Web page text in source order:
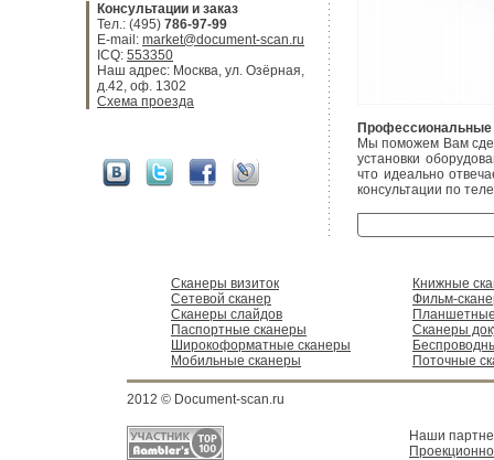
Консультации и заказ
Тел.: (495) 786-97-99
E-mail: market@document-scan.ru
ICQ: 553350
Наш адрес: Москва, ул. Озёрная,
д.42, оф. 1302
Схема проезда
Профессиональные
Мы поможем Вам
установки
что идеально
консультации по
Сканеры визиток
Сетевой сканер
Сканеры слайдов
Паспортные сканеры
Широкоформатные сканеры
Мобильные сканеры
Книжные
Фильм-
Сканеры
Поточные
2012 © Document-scan.ru
Наши